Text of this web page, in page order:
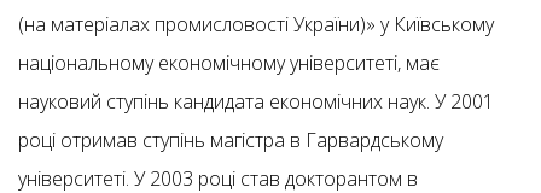
(на матеріалах промисловості України)» у Київському
національному економічному університеті, має
науковий ступінь кандидата економічних наук. У 2001
році отримав ступінь магістра в Гарвардському
університеті. У 2003 році став докторантом в